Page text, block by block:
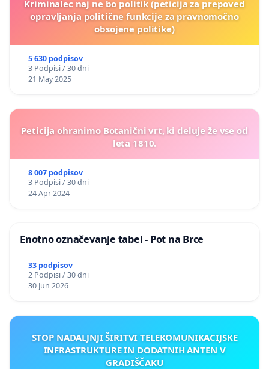
Kriminalec naj ne bo politik (peticija za prepoved
opravljanja politične funkcije za pravnomočno
obsojene politike)
5 630 podpisov
3 Podpisi / 30 dni
21 May 2025
Peticija ohranimo Botanični vrt, ki deluje že vse od
leta 1810.
8 007 podpisov
3 Podpisi / 30 dni
24 Apr 2024
Enotno označevanje tabel - Pot na Brce
33 podpisov
2 Podpisi / 30 dni
30 Jun 2026
STOP NADALJNJI ŠIRITVI TELEKOMUNIKACIJSKE
INFRASTRUKTURE IN DODATNIH ANTEN V
GRADIŠČAKU